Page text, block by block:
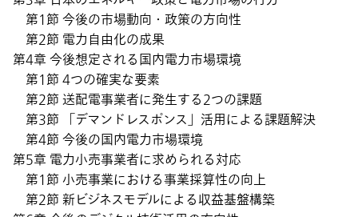
第1節 今後の市場動向・政策の方向性
第2節 電力自由化の成果
第4章 今後想定される国内電力市場環境
第1節 4つの確実な要素
第2節 送配電事業者に発生する2つの課題
第3節 「デマンドレスポンス」活用による課題解決
第4節 今後の国内電力市場環境
第5章 電力小売事業者に求められる対応
第1節 小売事業における事業採算性の向上
第2節 新ビジネスモデルによる収益基盤構築